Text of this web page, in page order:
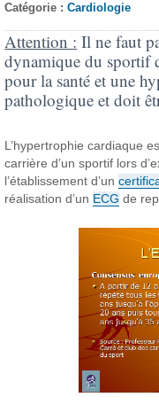
Catégorie :Cardiologie
Attention : Il ne faut
dynamique du sportif
pour la santé et une
pathologique et doit
L’hypertrophie cardiaque
carrière d’un sportif lors
l’établissement d’un
réalisation d’un ECG de